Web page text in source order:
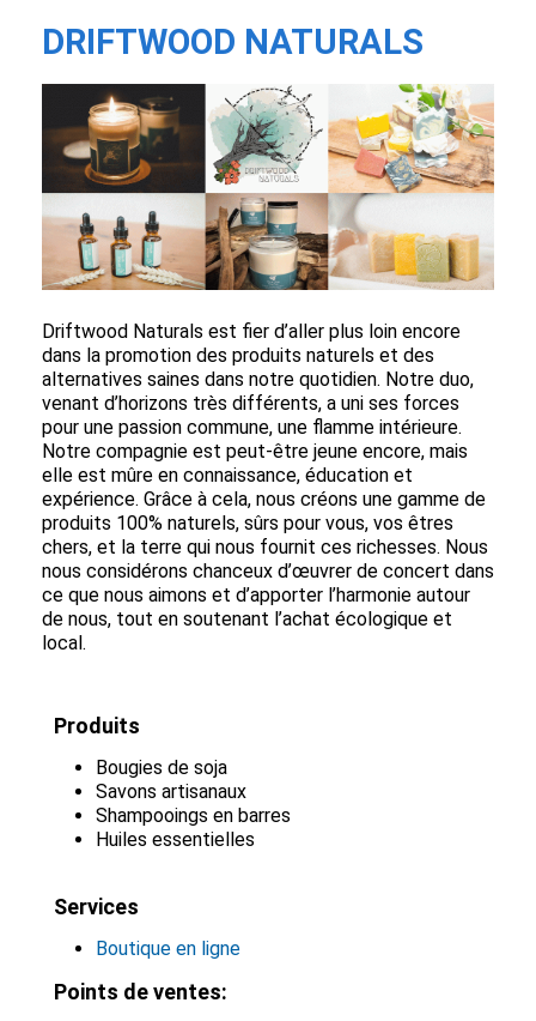
DRIFTWOOD NATURALS
Driftwood Naturals est fier d’aller plus loin encore
dans la promotion des produits naturels et des
alternatives saines dans notre quotidien. Notre duo,
venant d’horizons très différents, a uni ses forces
pour une passion commune, une flamme intérieure.
Notre compagnie est peut-être jeune encore, mais
elle est mûre en connaissance, éducation et
expérience. Grâce à cela, nous créons une gamme de
produits 100% naturels, sûrs pour vous, vos êtres
chers, et la terre qui nous fournit ces richesses. Nous
nous considérons chanceux d’œuvrer de concert dans
ce que nous aimons et d’apporter l’harmonie autour
de nous, tout en soutenant l’achat écologique et
local.
Produits
Bougies de soja
Savons artisanaux
Shampooings en barres
Huiles essentielles
Services
Boutique en ligne
Points de ventes: